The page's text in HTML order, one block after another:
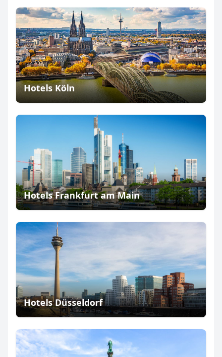
Hotels Köln
Hotels Frankfurt am Main
Hotels Düsseldorf